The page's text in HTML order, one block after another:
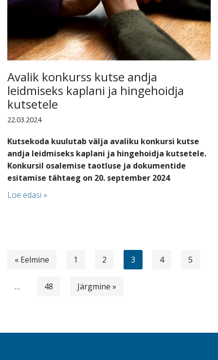
Avalik konkurss kutse andja
leidmiseks kaplani ja hingehoidja
kutsetele
22.03.2024
Kutsekoda kuulutab välja avaliku konkursi kutse
andja leidmiseks kaplani ja hingehoidja kutsetele.
Konkursil osalemise taotluse ja dokumentide
esitamise tähtaeg on 20. september 2024.
Loe edasi »
« Eelmine 1 2 3 4 5
… 48 Järgmine »